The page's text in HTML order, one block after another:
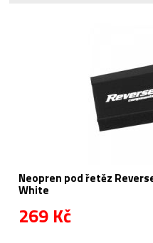
Neopren pod řetěz
White
269 Kč